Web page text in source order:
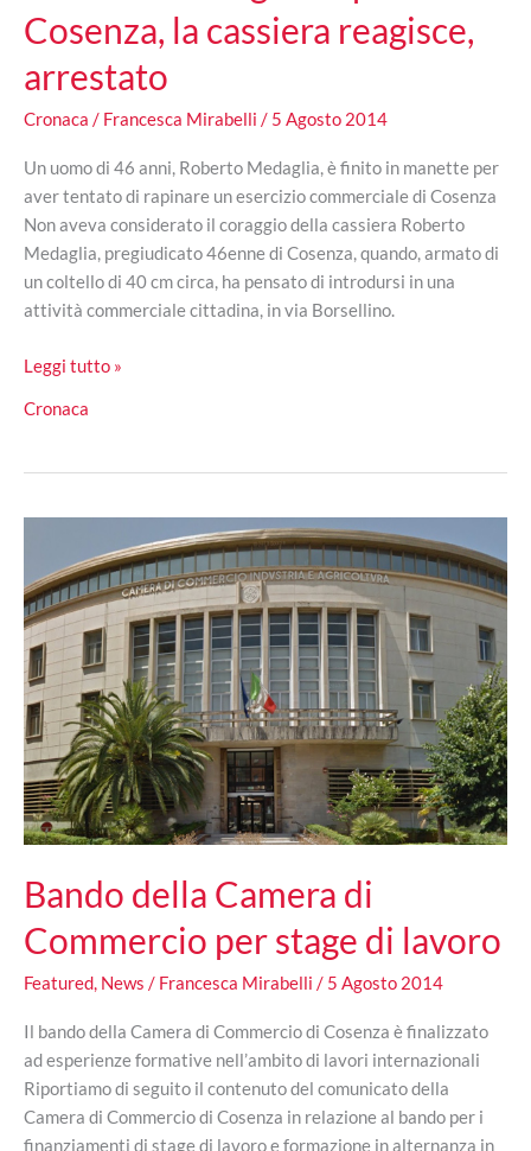
Cosenza, la cassiera reagisce,
arrestato
Cronaca / Francesca Mirabelli / 5 Agosto 2014
Un uomo di 46 anni, Roberto Medaglia, è finito in manette per
aver tentato di rapinare un esercizio commerciale di Cosenza
Non aveva considerato il coraggio della cassiera Roberto
Medaglia, pregiudicato 46enne di Cosenza, quando, armato di
un coltello di 40 cm circa, ha pensato di introdursi in una
attività commerciale cittadina, in via Borsellino.
Roberto
rapina
Cosenza,
reagisce,
arrestato
Leggi tutto »
Cronaca
Bando della Camera di
Commercio per stage di lavoro
Featured, News / Francesca Mirabelli / 5 Agosto 2014
Il bando della Camera di Commercio di Cosenza è finalizzato
ad esperienze formative nell’ambito di lavori internazionali
Riportiamo di seguito il contenuto del comunicato della
Camera di Commercio di Cosenza in relazione al bando per i
finanziamenti di stage di lavoro e formazione in alternanza in